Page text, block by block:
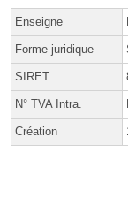
Enseigne
Forme juridique
SIRET
N° TVA Intra.
Création